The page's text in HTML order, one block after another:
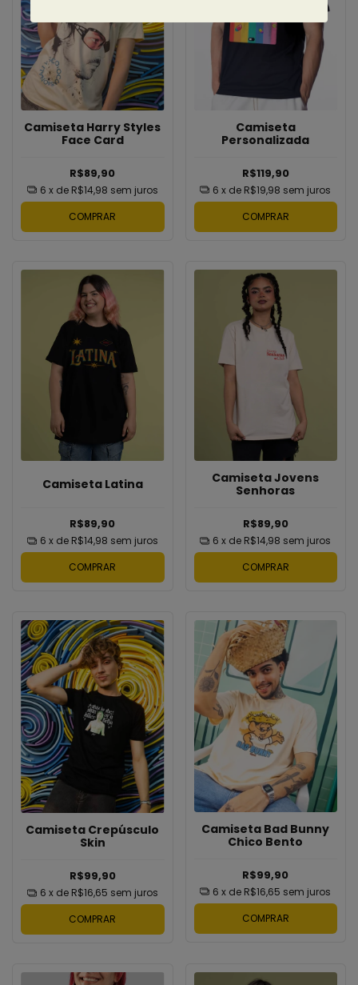
Camiseta Harry Styles
Face Card
R$89,90
6 x de R$14,98 sem juros
COMPRAR
Camiseta
Personalizada
R$119,90
6 x de R$19,98 sem juros
COMPRAR
Camiseta Latina
R$89,90
6 x de R$14,98 sem juros
COMPRAR
Camiseta Jovens
Senhoras
R$89,90
6 x de R$14,98 sem juros
COMPRAR
Camiseta Crepúsculo
Skin
R$99,90
6 x de R$16,65 sem juros
COMPRAR
Camiseta Bad Bunny
Chico Bento
R$99,90
6 x de R$16,65 sem juros
COMPRAR